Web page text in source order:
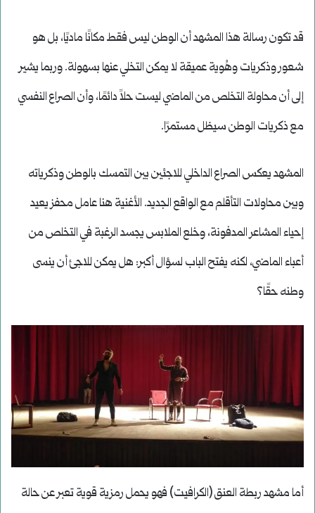
قد تكون رسالة هذا المشهد أن الوطن ليس فقط مكانًا ماديًا، بل هو
شعور وذكريات وهُوية عميقة لا يمكن التخلي عنها بسهولة. وربما يشير
إلى أن محاولة التخلص من الماضي ليست حلاً دائمًا، وأن الصراع النفسي
مع ذكريات الوطن سيظل مستمرًا.
المشهد يعكس الصراع الداخلي للاجئين بين التمسك بالوطن وذكرياته
وبين محاولات التأقلم مع الواقع الجديد. الأغنية هنا عامل محفز يعيد
إحياء المشاعر المدفونة، وخلع الملابس يجسد الرغبة في التخلص من
أعباء الماضي، لكنه يفتح الباب لسؤال أكبر: هل يمكن للاجئ أن ينسى
وطنه حقًا؟
أما مشهد ربطة العنق (الكرافيت) فهو يحمل رمزية قوية تعبر عن حالة